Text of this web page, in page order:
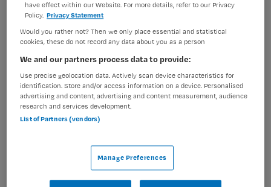
ERVARING
Vacature niet beschikbaar
Deze vacature Verpleegkundige
hartkatheterisatiekamers in opleiding - parttime of
fulltime bij Catharina ziekenhuis is niet meer actueel.
u wellicht interessant zijn.
have effect within our Website. For more details, refer to our Privacy
Policy. Privacy Statement
Would you rather not? Then we only place essential and statistical
cookies, these do not record any data about you as a person
We and our partners process data to provide:
Use precise geolocation data. Actively scan device characteristics for
identification. Store and/or access information on a device. Personalised
advertising and content, advertising and content measurement, audience
research and services development.
List of Partners (vendors)
Manage Preferences